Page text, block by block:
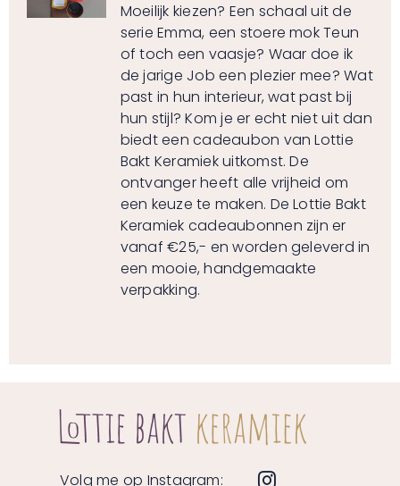
Moeilijk kiezen? Een schaal uit de
serie Emma, een stoere mok Teun
of toch een vaasje? Waar doe ik
de jarige Job een plezier mee? Wat
past in hun interieur, wat past bij
hun stijl? Kom je er echt niet uit dan
biedt een cadeaubon van Lottie
Bakt Keramiek uitkomst. De
ontvanger heeft alle vrijheid om
een keuze te maken. De Lottie Bakt
Keramiek cadeaubonnen zijn er
vanaf €25,- en worden geleverd in
een mooie, handgemaakte
verpakking.
Volg me op Instagram: